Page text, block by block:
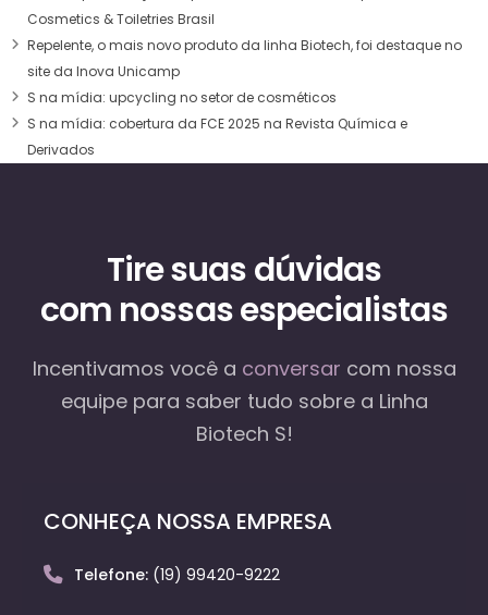
Cosmetics & Toiletries Brasil
Repelente, o mais novo produto da linha Biotech, foi destaque no
site da Inova Unicamp
S na mídia: upcycling no setor de cosméticos
S na mídia: cobertura da FCE 2025 na Revista Química e
Derivados
Tire suas dúvidas
com nossas especialistas
Incentivamos você a conversar com nossa
equipepara saber tudo sobre a Linha
Biotech S!
CONHEÇA NOSSA EMPRESA
Telefone: (19) 99420-9222